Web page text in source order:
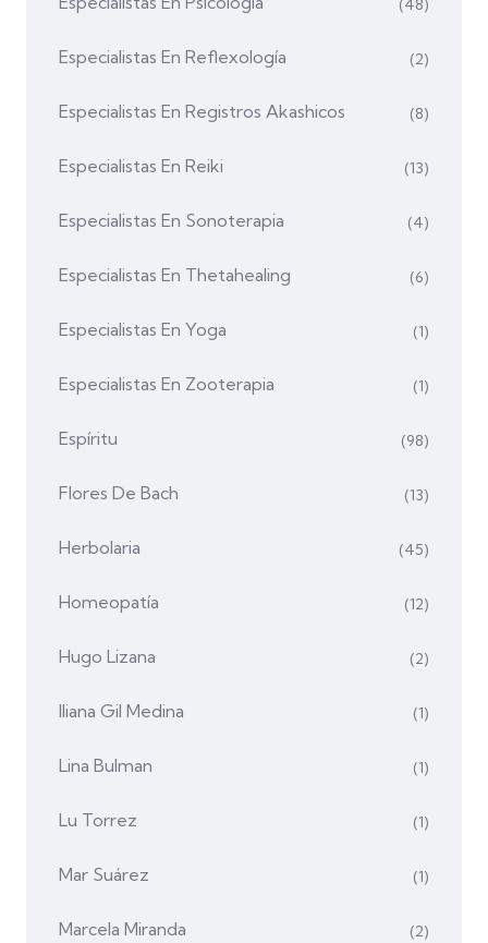
(48)
Especialistas En Reflexología (2)
Especialistas En Registros Akashicos (8)
Especialistas En Reiki (13)
Especialistas En Sonoterapia (4)
Especialistas En Thetahealing (6)
Especialistas En Yoga (1)
Especialistas En Zooterapia (1)
Espíritu (98)
Flores De Bach (13)
Herbolaria (45)
Homeopatía (12)
Hugo Lizana (2)
Iliana Gil Medina (1)
Lina Bulman (1)
Lu Torrez (1)
Mar Suárez (1)
Marcela Miranda (2)